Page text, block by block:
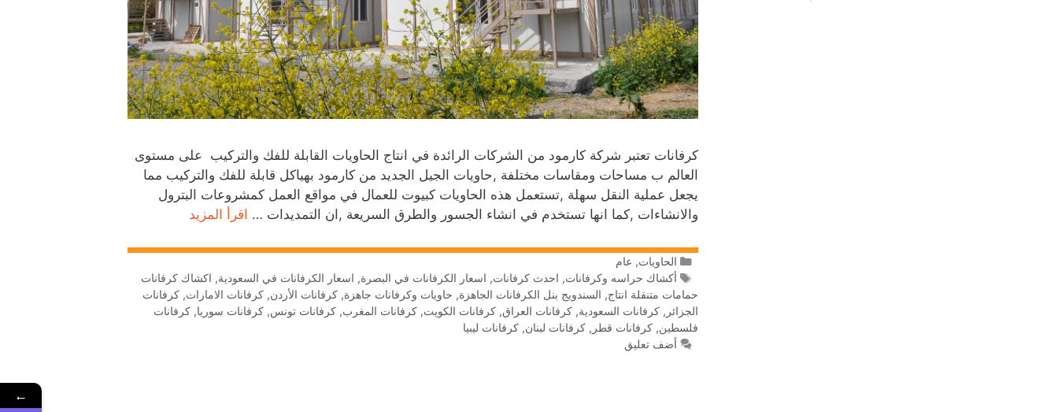
كرفانات تعتبر شركة كارمود من الشركات الرائدة في انتاج الحاويات القابلة للفك والتركيب على مستوى
العالم ب مساحات ومقاسات مختلفة ,حاويات الجيل الجديد من كارمود بهياكل قابلة للفك والتركيب مما
يجعل عملية النقل سهلة ,تستعمل هذه الحاويات كبيوت للعمال في مواقع العمل كمشروعات البترول
والانشاءات ,كما انها تستخدم في انشاء الجسور والطرق السريعة ,ان التمديدات … اقرأ المزيد
الحاويات, عام
أكشاك حراسه وكرفانات, احدث كرفانات, اسعار الكرفانات في البصرة, اسعار الكرفانات في السعودية, اكشاك كرفانات
حمامات متنقلة انتاج, السندويج بنل الكرفانات الجاهزة, حاويات وكرفانات جاهزة, كرفانات الأردن, كرفانات الامارات, كرفانات
الجزائر , كرفانات السعودية, كرفانات العراق, كرفانات الكويت, كرفانات المغرب, كرفانات تونس, كرفانات سوريا, كرفانات
فلسطين, كرفانات قطر , كرفانات لبنان, كرفانات ليبيا
أضف تعليق
←